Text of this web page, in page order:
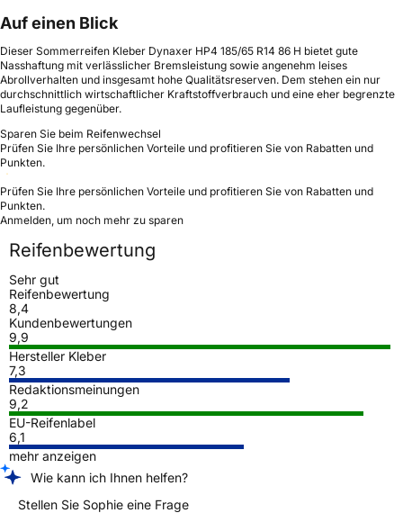
Auf einen Blick
Dieser Sommerreifen Kleber Dynaxer HP4 185/65 R14 86 H bietet gute
Nasshaftung mit verlässlicher Bremsleistung sowie angenehm leises
Abrollverhalten und insgesamt hohe Qualitätsreserven. Dem stehen ein nur
durchschnittlich wirtschaftlicher Kraftstoffverbrauch und eine eher begrenzte
Laufleistung gegenüber.
Sparen Sie beim Reifenwechsel
Prüfen Sie Ihre persönlichen Vorteile und profitieren Sie von Rabatten und
Punkten.
Prüfen Sie Ihre persönlichen Vorteile und profitieren Sie von Rabatten und
Punkten.
Anmelden, um noch mehr zu sparen
Reifenbewertung
Sehr gut
Reifenbewertung
8,4
Kundenbewertungen
9,9
Hersteller Kleber
7,3
Redaktionsmeinungen
9,2
EU-Reifenlabel
6,1
mehr anzeigen
Wie kann ich Ihnen helfen?
Stellen Sie Sophie eine Frage